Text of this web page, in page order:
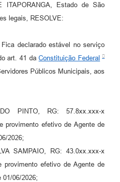
ITAPORANGA, Estado de São
legais, RESOLVE:
estável no serviço
art. 41 daConstituição Federal
Públicos Municipais, aos
PINTO, RG: 57.8xx.xxx-x
provimento efetivo de Agente de
2026;
SAMPAIO, RG: 43.0xx.xxx-x
provimento efetivo de Agente de
01/06/2026;